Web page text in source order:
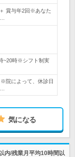
賞与年2回※あなた
~20時※シフト制実
院によって、休診日
気になる
内/残業月平均10時間以